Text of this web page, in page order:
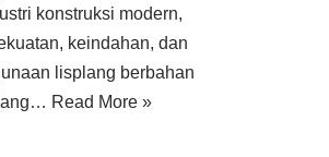
konstruksi modern,
keindahan, dan
lisplang berbahan
Read More »